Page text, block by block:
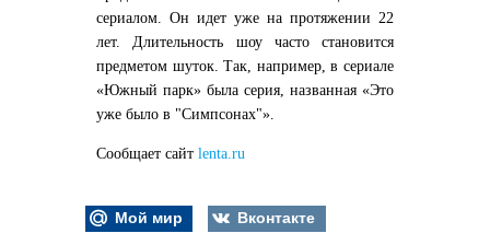
сериалом. Он идет уже на протяжении 22
лет. Длительность шоу часто становится
предметом шуток. Так, например, в сериале
«Южный парк» была серия, названная «Это
уже было в "Симпсонах"».
Сообщает сайт lenta.ru
Мой мир
Вконтакте